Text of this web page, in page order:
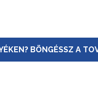
BÖNGÉSSZ A